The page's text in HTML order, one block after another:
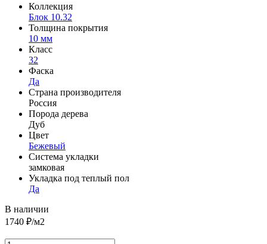
Коллекция
Блок 10.32
Толщина покрытия
10 мм
Класс
32
Фаска
Да
Страна производителя
Россия
Порода дерева
Дуб
Цвет
Бежевый
Система укладки
замковая
Укладка под теплый пол
Да
В наличии
1740 ₽/м2